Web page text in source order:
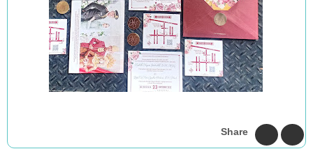
Share